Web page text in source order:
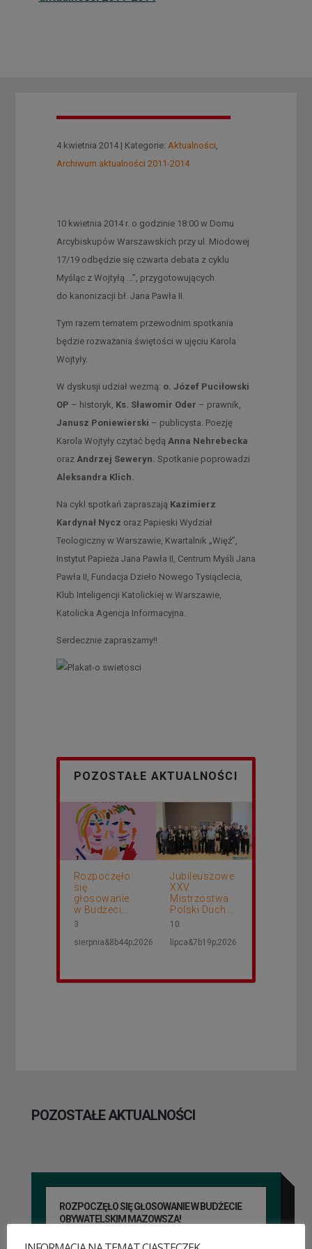
4 kwietnia 2014 | Kategorie: Aktualności
Archiwum aktualności 2011-2014
10 kwietnia 2014 r. o godzinie 18:00 w Domu
Arcybiskupów Warszawskich przy ul. Miodowej
17/19 odbędzie się czwarta debata z cyklu
Myśląc z Wojtyłą …”, przygotowujących
do kanonizacji bł. Jana Pawła II.
Tym razem tematem przewodnim spotkania
będzie rozważania świętości w ujęciu Karola
Wojtyły.
W dyskusji udział wezmą: o. Józef Puciłowski
OP – historyk, Ks. Sławomir Oder – prawnik,
Janusz Poniewierski – publicysta. Poezję
Karola Wojtyły czytać będą Anna Nehrebecka
oraz Andrzej Seweryn. Spotkanie poprowadzi
Aleksandra Klich.
Na cykl spotkań zapraszają Kazimierz
Kardynał Nycz oraz Papieski Wydział
Teologiczny w Warszawie, Kwartalnik „Więź”,
Instytut Papieża Jana Pawła II, Centrum Myśli Jana
Pawła II, Fundacja Dzieło Nowego Tysiąclecia,
Klub Inteligencji Katolickiej w Warszawie,
Katolicka Agencja Informacyjna.
Serdecznie zapraszamy!!
POZOSTAŁE AKTUALNOŚCI
Rozpoczęło
się
głosowanie
w Budżeci...
3
sierpnia&8b44p;2026
Jubileuszowe
XXV
Mistrzostwa
Polski Duch...
10
lipca&7b19p;2026
POZOSTAŁE AKTUALNOŚCI
ROZPOCZĘŁO SIĘ GŁOSOWANIE W BUDŻECIE
OBYWATELSKIM MAZOWSZA!